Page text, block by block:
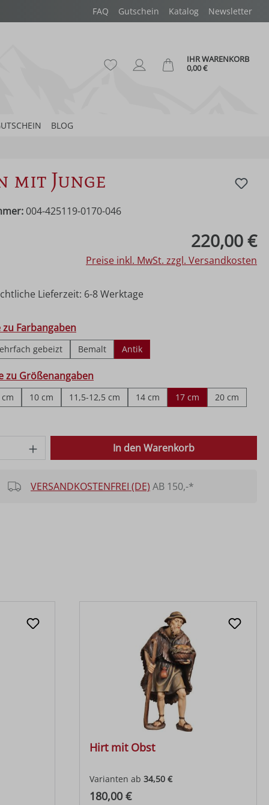
FAQ Gutschein Katalog Newsletter
Du hast 0 Produkte auf dem
IHR WARENKORB
0,00 €
BLOG
Junge
004-425119-0170-046
220,00 €
Preise inkl. MwSt. zzgl. Versandkosten
Lieferzeit: 6-8 Werktage
zu Farbangaben
gebeizt Bemalt Antik
zu Größenangaben
ist zurzeit nicht verfügbar.)
10 cm 11,5-12,5 cm 14 cm 17 cm
20 cm
ist zurzeit nicht verfügbar.)
Anzahl: Gib den gewünschten Wert
In den Warenkorb
VERSANDKOSTENFREI (DE) AB 150,-*
Hirt mit Obst
Varianten ab 34,50 €
Regulärer Preis:
180,00 €